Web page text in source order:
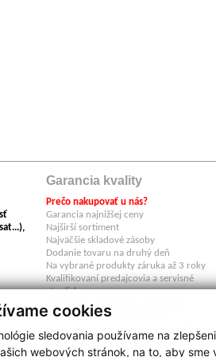
cookies
sledovania používame na
webových stránok, na to, aby sme
Garancia kvality
Prečo nakupovať u nás?
Garancia najnižšej ceny
Najširší sortiment
Najväčšie skladové zásoby
Dodanie tovaru na druhý deň
Na vybrané produkty záruka až 3 roky
Kvalifikovaní predajcovia a servisné
stredisko
Individuálny prístup k zákazníkom
Produkty overené zákazníkmi
V našom e-shope nájdete tovar výlučne z
autorizovaných dovozov do SR .